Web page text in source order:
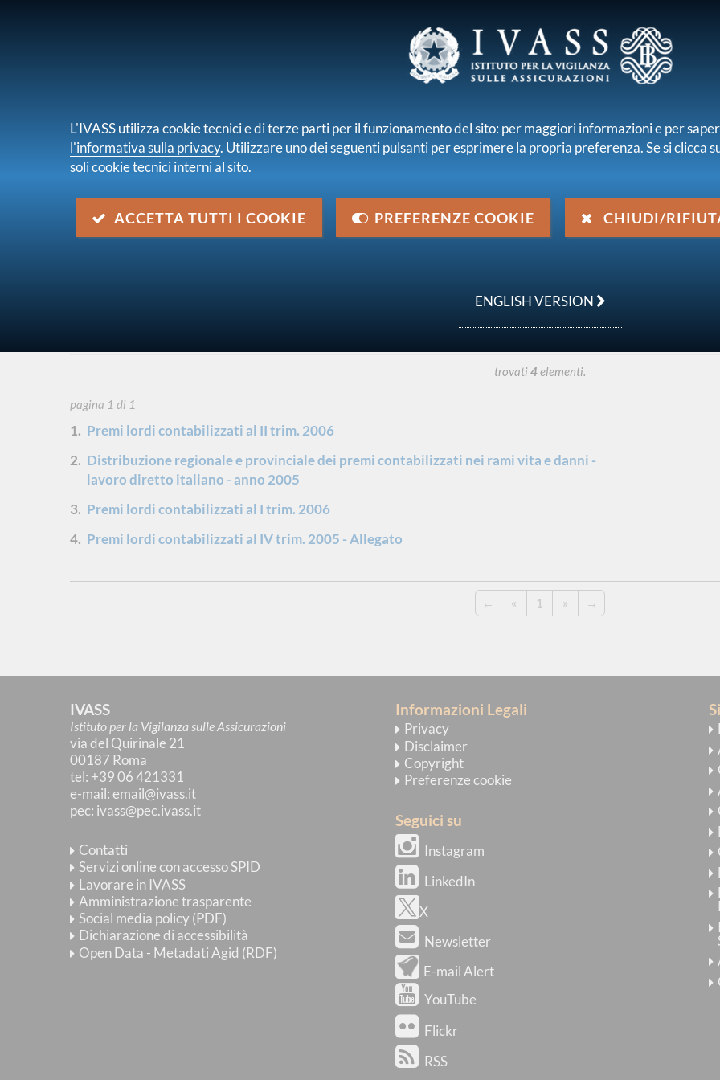
Risultati della ricerca
trovati 4elementi.
pagina 1 di 1
Premi lordi contabilizzati al II trim. 2006
Distribuzione regionale e provinciale dei premi contabilizzati nei rami vita e danni -
lavoro diretto italiano - anno 2005
Premi lordi contabilizzati al I trim. 2006
Premi lordi contabilizzati al IV trim. 2005 - Allegato
← « 1 » →
IVASS
Istituto per la Vigilanza sulle Assicurazioni
via del Quirinale 21
00187 Roma
tel: +39 06 421331
e-mail:email@ivass.it
pec: ivass@pec.ivass.it
Contatti
Servizi online con accesso SPID
Lavorare in IVASS
Amministrazione trasparente
Social media policy (PDF)
Dichiarazione di accessibilità
Open Data - Metadati Agid (RDF)
Informazioni Legali
Privacy
Disclaimer
Copyright
Preferenze cookie
Seguici su
Instagram
LinkedIn
X
Newsletter
E-mail Alert
YouTube
Flickr
RSS
L'IVASS utilizza cookie tecnici e di terze parti per il funzionamento del sito: per maggiori informazioni e per
l'informativa sulla privacy. Utilizzare uno dei seguenti pulsanti per esprimere la propria preferenza. Se si clicca
soli cookie tecnici interni al sito.
ACCETTA TUTTI I COOKIE PREFERENZE COOKIE CHIUDI/
ENGLISH VERSION